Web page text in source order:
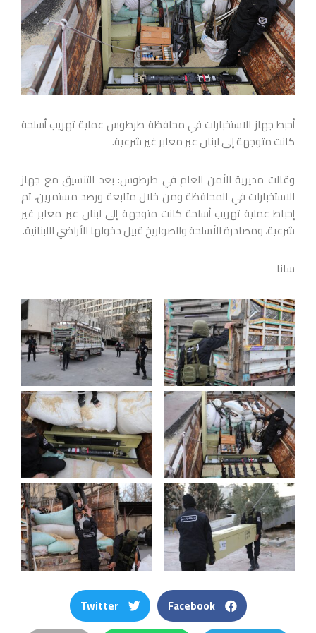
أحبط جهاز الاستخبارات في محافظة طرطوس عملية تهريب أسلحة
كانت متوجهة إلى لبنان عبر معابر غير شرعية.
وقالت مديرية الأمن العام في طرطوس: بعد التنسيق مع جهاز
الاستخبارات في المحافظة ومن خلال متابعة ورصد مستمرين، تم
إحباط عملية تهريب أسلحة كانت متوجهة إلى لبنان عبر معابر غير
شرعية، ومصادرة الأسلحة والصواريخ قبيل دخولها الأراضي اللبنانية.
سانا
Facebook
Twitter